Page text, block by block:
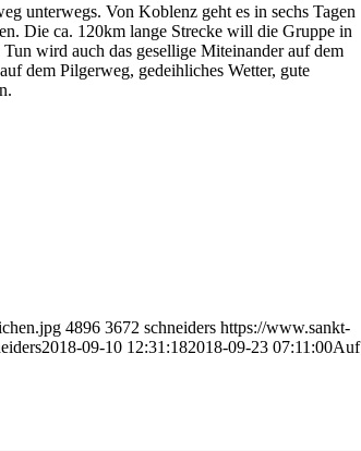
unterwegs. Von Koblenz geht es in sechs Tagen
Die ca. 120km lange Strecke will die Gruppe in
wird auch das gesellige Miteinander auf dem
dem Pilgerweg, gedeihliches Wetter, gute
4896 3672 schneiders https://www.sankt-
2018-09-10 12:31:182018-09-23 07:11:00Auf